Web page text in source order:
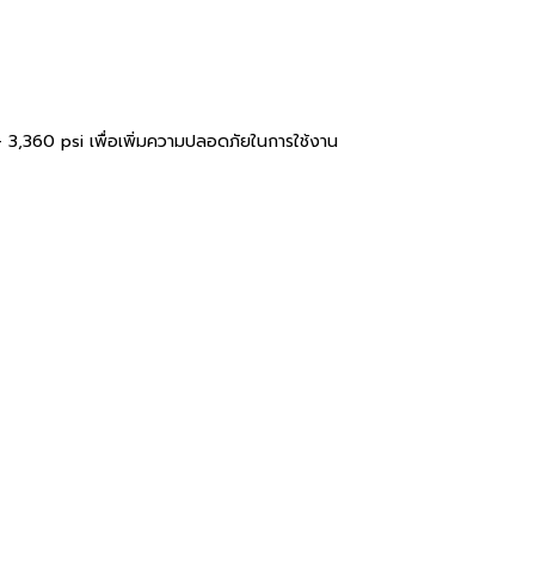
psi เพื่อเพิ่มความปลอดภัยในการใช้งาน